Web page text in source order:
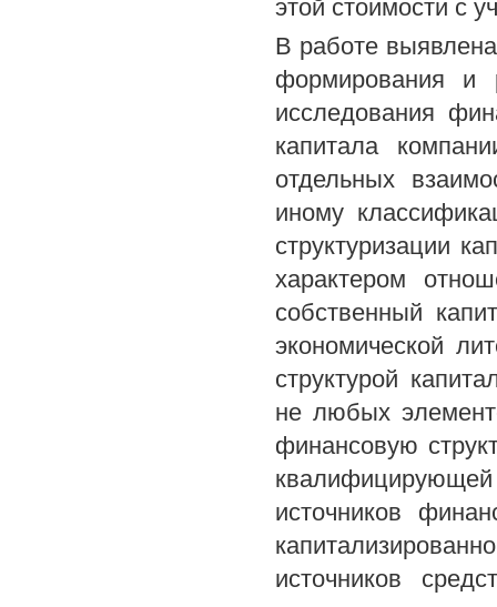
этой стоимости с
В работе
формирования и
исследования
капитала
отдельных
иному
структуризации
характером
собственный
экономической
структурой
не любых
финансовую
источников
источников